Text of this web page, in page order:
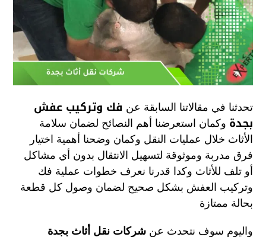
تحدثنا في مقالاتنا السابقة عن فك وتركيب عفش
بجدة وكمان استعرضنا أهم النصائح لضمان سلامة
الأثاث خلال عمليات النقل وكمان وضحنا أهمية اختيار
فرق مدربة وموثوقة لتسهيل الانتقال بدون أي مشاكل
أو تلف للأثاث وكدا قدرنا نعرف خطوات عملية فك
وتركيب العفش بشكل صحيح لضمان وصول كل قطعة
بحالة ممتازة
واليوم سوف نتحدث عنشركات نقل أثاث بجدة